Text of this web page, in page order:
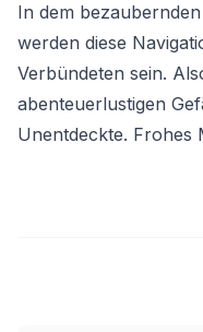
In dem
werden diese
Verbündeten sein.
abenteuerlustigen
Unentdeckte. Frohes